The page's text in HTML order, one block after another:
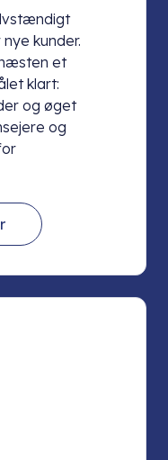
kunder.
et
klart:
og øget
og